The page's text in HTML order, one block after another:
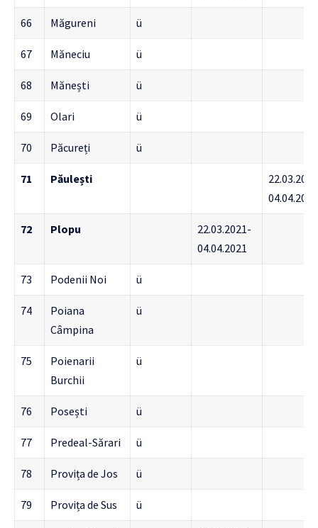
66 Măgureni ü
67 Măneciu ü
68 Mănești ü
69 Olari ü
70 Păcureți ü
71 Păulești
04.04.2021
72 Plopu
22.03.2021-
04.04.2021
73 Podenii Noi ü
74
Poiana
Câmpina
ü
75
Poienarii
Burchii
ü
76 Posești ü
77 Predeal-Sărari ü
78 Provița de Jos ü
79 Provița de Sus ü